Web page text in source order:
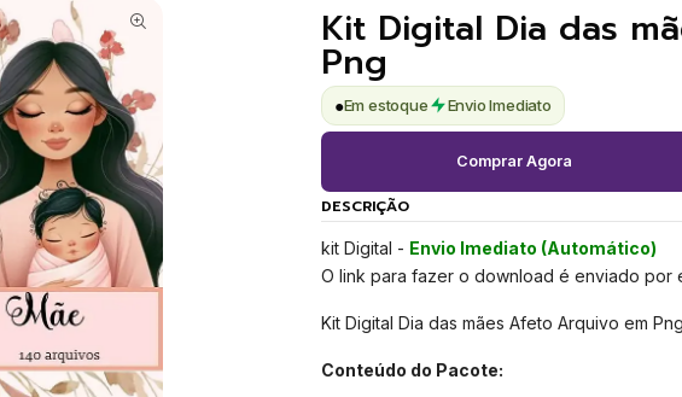
Kit Digital Dia das
Png
●Em estoque Envio Imediato
Comprar Agora
DESCRIÇÃO
kit Digital - Envio Imediato (Automático)
O link para fazer o download é enviado por
Kit Digital Dia das mães Afeto Arquivo em Png
Conteúdo do Pacote: